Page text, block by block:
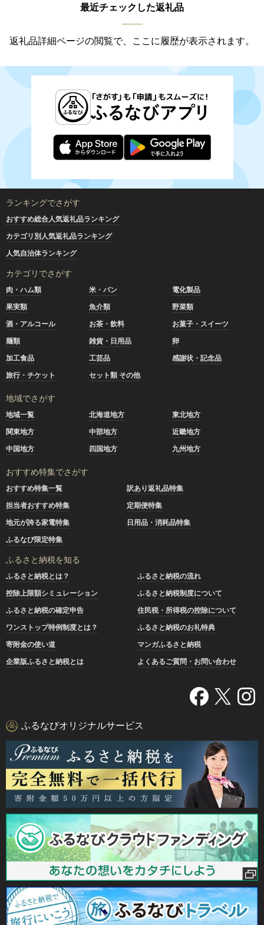
最近チェックした返礼品
返礼品詳細ページの閲覧で、ここに履歴が表示されます。
ランキングでさがす
おすすめ総合人気返礼品ランキング
カテゴリ別人気返礼品ランキング
人気自治体ランキング
カテゴリでさがす
肉・ハム類 米・パン
電化製品
果実類
魚介類
野菜類
酒・アルコール
お茶・飲料
お菓子・スイーツ
麺類
雑貨・日用品
卵
加工食品
工芸品
感謝状・記念品
旅行・チケット
セット類 その他
地域でさがす
地域一覧 北海道地方
東北地方
関東地方
中部地方
近畿地方
中国地方
四国地方 九州地方
おすすめ特集でさがす
おすすめ特集一覧
訳あり返礼品特集
担当者おすすめ特集
定期便特集
地元が誇る家電特集
日用品・消耗品特集
ふるなび限定特集
ふるさと納税を知る
ふるさと納税とは？
ふるさと納税の流れ
控除上限額シミュレーション
ふるさと納税制度について
ふるさと納税の確定申告
住民税・所得税の控除について
ワンストップ特例制度とは？
ふるさと納税のお礼特典
寄附金の使い道
マンガふるさと納税
企業版ふるさと納税とは
よくあるご質問・お問い合わせ
ふるなびオリジナルサービス